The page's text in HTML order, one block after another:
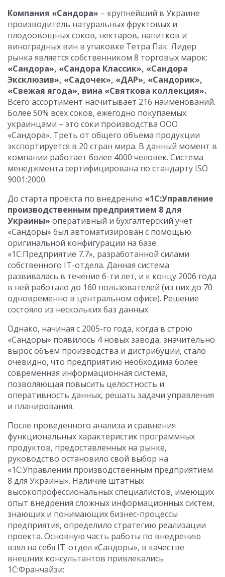
Компания «Сандора» – крупнейший в Украине
производитель натуральных фруктовых и
плодоовощных соков, нектаров, напитков и
виноградных вин в упаковке Тетра Пак. Лидер
рынка является собственником 8 торговых марок:
«Сандора», «Сандора Классик», «Сандора
Эксклюзив», «Садочек», «ДАР», «Сандорик»,
«Свежая ягода», вина «Святкова коллекция».
Всего ассортимент насчитывает 216 наименований.
Более 50% всех соков, ежегодно покупаемых
украинцами – это соки производства ООО
«Сандора». Треть от общего объема продукции
экспортируется в 20 стран мира. В данный момент в
компании работает более 4000 человек. Система
менеджмента сертифицирована по стандарту ISO
9001:2000.
До старта проекта по внедрению «1С:Управление
производственным предприятием 8 для
Украины» оперативный и бухгалтерский учет
«Сандоры» был автоматизирован с помощью
оригинальной конфигурации на базе
«1С:Предприятие 7.7», разработанной силами
собственного IT-отдела. Данная система
развивалась в течение 6-ти лет, и к концу 2006 года
в ней работало до 160 пользователей (из них до 70
одновременно в центральном офисе). Решение
состояло из нескольких баз данных.
Однако, начиная с 2005-го года, когда в строю
«Сандоры» появилось 4 новых завода, значительно
вырос объем производства и дистрибуции, стало
очевидно, что предприятию необходима более
современная информационная система,
позволяющая повысить целостность и
оперативность данных, решать задачи управления
и планирования.
После проведенного анализа и сравнения
функциональных характеристик программных
продуктов, предоставленных на рынке,
руководство остановило свой выбор на
«1С:Управлении производственным предприятием
8 для Украины». Наличие штатных
высокопрофессиональных специалистов, имеющих
опыт внедрения сложных информационных систем,
знающих и понимающих бизнес-процессы
предприятия, определило стратегию реализации
проекта. Основную часть работы по внедрению
взял на себя IT-отдел «Сандоры», в качестве
внешних консультантов привлекались
1С:Франчайзи: